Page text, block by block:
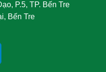
P.5, TP. Bến Tre
Bến Tre